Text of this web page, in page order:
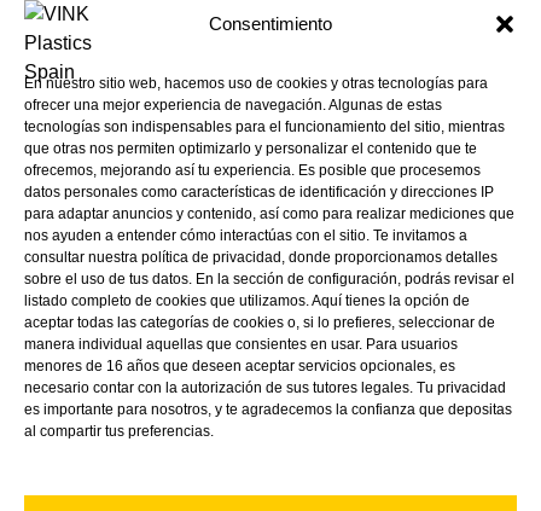
Consentimiento
En nuestro sitio web, hacemos uso de cookies y otras tecnologías para
ofrecer una mejor experiencia de navegación. Algunas de estas
tecnologías son indispensables para el funcionamiento del sitio, mientras
que otras nos permiten optimizarlo y personalizar el contenido que te
ofrecemos, mejorando así tu experiencia. Es posible que procesemos
datos personales como características de identificación y direcciones IP
para adaptar anuncios y contenido, así como para realizar mediciones que
nos ayuden a entender cómo interactúas con el sitio. Te invitamos a
consultar nuestra política de privacidad, donde proporcionamos detalles
sobre el uso de tus datos. En la sección de configuración, podrás revisar el
listado completo de cookies que utilizamos. Aquí tienes la opción de
aceptar todas las categorías de cookies o, si lo prefieres, seleccionar de
manera individual aquellas que consientes en usar. Para usuarios
menores de 16 años que deseen aceptar servicios opcionales, es
necesario contar con la autorización de sus tutores legales. Tu privacidad
es importante para nosotros, y te agradecemos la confianza que depositas
al compartir tus preferencias.
SUSCRÍBETE A NUESTRA
¡Y mantente al día con nuestras noticias,
promociones y próximos eventos.
Linkedin
Directions